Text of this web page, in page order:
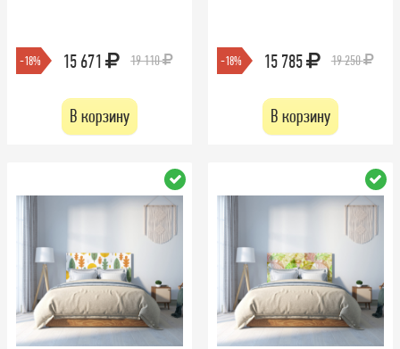
-18% 15 671 19 110
В корзину
-18% 15 785 19 250
В корзину